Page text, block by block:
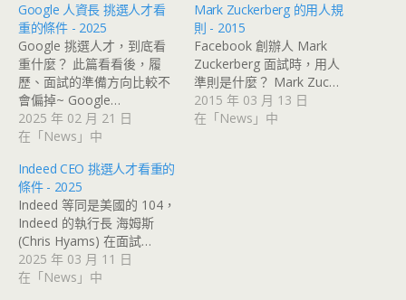
Google 人資長 挑選人才看
重的條件 - 2025
Google 挑選人才，到底看
重什麼？ 此篇看看後，履
歷、面試的準備方向比較不
會偏掉~ Google…
2025 年 02 月 21 日
在「News」中
Mark Zuckerberg 的用人規
則 - 2015
Facebook 創辦人 Mark
Zuckerberg 面試時，用人
準則是什麼？ Mark Zuc…
2015 年 03 月 13 日
在「News」中
Indeed CEO 挑選人才看重的
條件 - 2025
Indeed 等同是美國的 104，
Indeed 的執行長 海姆斯
(Chris Hyams) 在面試…
2025 年 03 月 11 日
在「News」中